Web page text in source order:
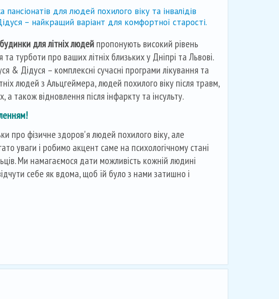
для людей похилого віку та інвалідів
– найкращий варіант для комфортної старості.
для літніх людейпропонують високий рівень
та турботи про ваших літніх близьких у Дніпрі та Львові.
& Дідуся – комплексні сучасні програми лікування та
людей з Альцгеймера, людей похилого віку після травм,
а також відновлення після інфаркту та інсульту.
про фізичне здоров'я людей похилого віку, але
уваги і робимо акцент саме на психологічному стані
Ми намагаємося дати можливість кожній людині
себе як вдома, щоб їй було з нами затишно і